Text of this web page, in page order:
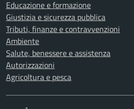
Educazione e formazione
Giustizia e sicurezza pubblica
Tributi, finanze e contravvenzioni
Ambiente
Salute, benessere e assistenza
Autorizzazioni
Agricoltura e pesca